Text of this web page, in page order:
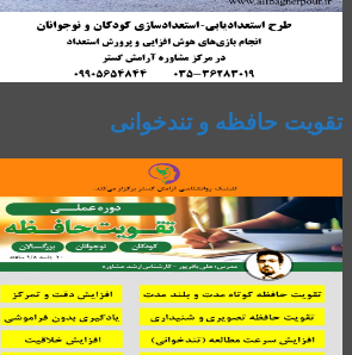
تقویت حافظه و تندخوانی